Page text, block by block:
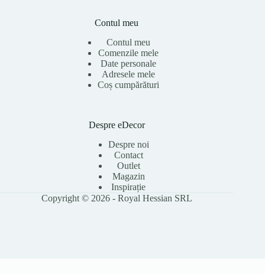
Contul meu
Contul meu
Comenzile mele
Date personale
Adresele mele
Coș cumpărături
Despre eDecor
Despre noi
Contact
Outlet
Magazin
Inspirație
Copyright © 2026 - Royal Hessian SRL